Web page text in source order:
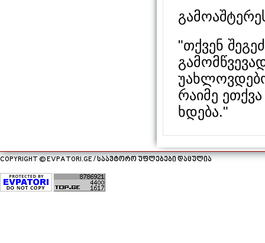
"თქვენ
რაიმე
ხდება."
COPYRIGHT © EVPATORI.GE / საავტორო უფლებები დაცულია